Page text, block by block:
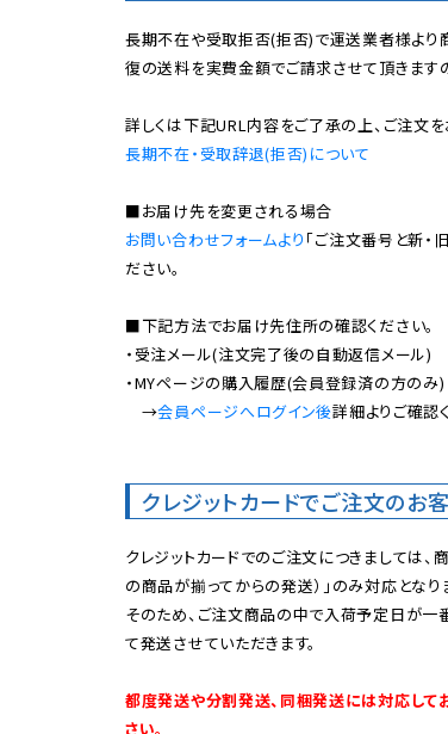
長期不在や受取拒否(拒否)で運送業者様より
復の送料を実費金額でご請求させて頂きます
長期不在・受取辞退(拒否)について
お問い合わせフォームより 「ご注文番号と新・
ださい。
■下記方法でお届け先住所の確認ください。
・受注メール(注文完了後の自動返信メール)
・MYページの購入履歴(会員登録済の方のみ)
→会員ページへログイン後詳細よりご確認
クレジットカードでご注文のお
クレジットカードでのご注文につきましては、
の商品が揃ってからの発送）」のみ対応となり
そのため、ご注文商品の中で入荷予定日が一
て発送させていただきます。
都度発送や分割発送、同梱発送には対応して
さい。